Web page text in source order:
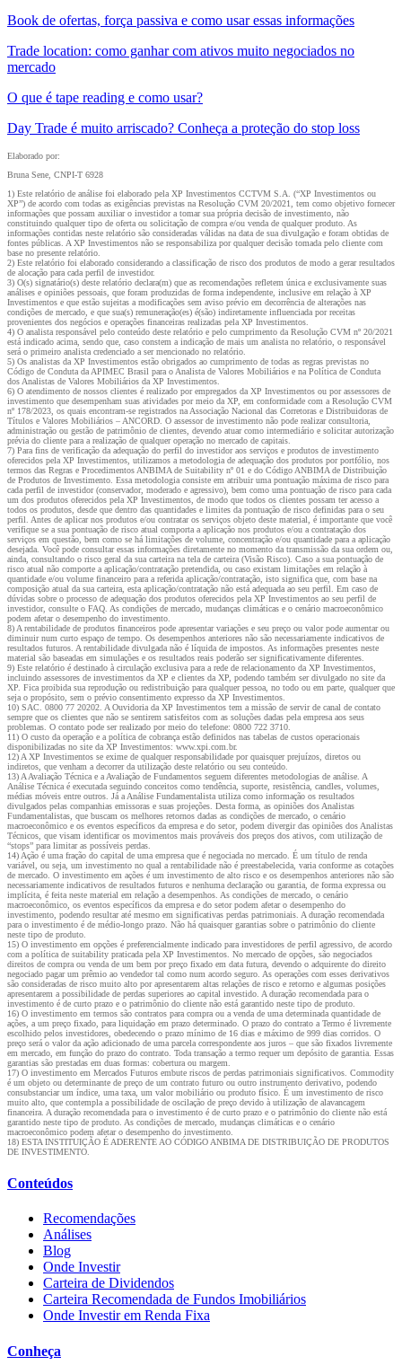
Book de ofertas, força passiva e como usar essas informações
Trade location: como ganhar com ativos muito negociados no
mercado
O que é tape reading e como usar?
Day Trade é muito arriscado? Conheça a proteção do stop loss
Elaborado por:
Bruna Sene, CNPI-T 6928
1) Este relatório de análise foi elaborado pela XP Investimentos CCTVM S.A. (“XP Investimentos ou
XP”) de acordo com todas as exigências previstas na Resolução CVM 20/2021, tem como objetivo fornecer
informações que possam auxiliar o investidor a tomar sua própria decisão de investimento, não
constituindo qualquer tipo de oferta ou solicitação de compra e/ou venda de qualquer produto. As
informações contidas neste relatório são consideradas válidas na data de sua divulgação e foram obtidas de
fontes públicas. A XP Investimentos não se responsabiliza por qualquer decisão tomada pelo cliente com
base no presente relatório.
2) Este relatório foi elaborado considerando a classificação de risco dos produtos de modo a gerar resultados
de alocação para cada perfil de investidor.
3) O(s) signatário(s) deste relatório declara(m) que as recomendações refletem única e exclusivamente suas
análises e opiniões pessoais, que foram produzidas de forma independente, inclusive em relação à XP
Investimentos e que estão sujeitas a modificações sem aviso prévio em decorrência de alterações nas
condições de mercado, e que sua(s) remuneração(es) é(são) indiretamente influenciada por receitas
provenientes dos negócios e operações financeiras realizadas pela XP Investimentos.
4) O analista responsável pelo conteúdo deste relatório e pelo cumprimento da Resolução CVM nº 20/2021
está indicado acima, sendo que, caso constem a indicação de mais um analista no relatório, o responsável
será o primeiro analista credenciado a ser mencionado no relatório.
5) Os analistas da XP Investimentos estão obrigados ao cumprimento de todas as regras previstas no
Código de Conduta da APIMEC Brasil para o Analista de Valores Mobiliários e na Política de Conduta
dos Analistas de Valores Mobiliários da XP Investimentos.
6) O atendimento de nossos clientes é realizado por empregados da XP Investimentos ou por assessores de
investimento que desempenham suas atividades por meio da XP, em conformidade com a Resolução CVM
nº 178/2023, os quais encontram-se registrados na Associação Nacional das Corretoras e Distribuidoras de
Títulos e Valores Mobiliários – ANCORD. O assessor de investimento não pode realizar consultoria,
administração ou gestão de patrimônio de clientes, devendo atuar como intermediário e solicitar autorização
prévia do cliente para a realização de qualquer operação no mercado de capitais.
7) Para fins de verificação da adequação do perfil do investidor aos serviços e produtos de investimento
oferecidos pela XP Investimentos, utilizamos a metodologia de adequação dos produtos por portfólio, nos
termos das Regras e Procedimentos ANBIMA de Suitability nº 01 e do Código ANBIMA de Distribuição
de Produtos de Investimento. Essa metodologia consiste em atribuir uma pontuação máxima de risco para
cada perfil de investidor (conservador, moderado e agressivo), bem como uma pontuação de risco para cada
um dos produtos oferecidos pela XP Investimentos, de modo que todos os clientes possam ter acesso a
todos os produtos, desde que dentro das quantidades e limites da pontuação de risco definidas para o seu
perfil. Antes de aplicar nos produtos e/ou contratar os serviços objeto deste material, é importante que você
verifique se a sua pontuação de risco atual comporta a aplicação nos produtos e/ou a contratação dos
serviços em questão, bem como se há limitações de volume, concentração e/ou quantidade para a aplicação
desejada. Você pode consultar essas informações diretamente no momento da transmissão da sua ordem ou,
ainda, consultando o risco geral da sua carteira na tela de carteira (Visão Risco). Caso a sua pontuação de
risco atual não comporte a aplicação/contratação pretendida, ou caso existam limitações em relação à
quantidade e/ou volume financeiro para a referida aplicação/contratação, isto significa que, com base na
composição atual da sua carteira, esta aplicação/contratação não está adequada ao seu perfil. Em caso de
dúvidas sobre o processo de adequação dos produtos oferecidos pela XP Investimentos ao seu perfil de
investidor, consulte o FAQ. As condições de mercado, mudanças climáticas e o cenário macroeconômico
podem afetar o desempenho do investimento.
8) A rentabilidade de produtos financeiros pode apresentar variações e seu preço ou valor pode aumentar ou
diminuir num curto espaço de tempo. Os desempenhos anteriores não são necessariamente indicativos de
resultados futuros. A rentabilidade divulgada não é líquida de impostos. As informações presentes neste
material são baseadas em simulações e os resultados reais poderão ser significativamente diferentes.
9) Este relatório é destinado à circulação exclusiva para a rede de relacionamento da XP Investimentos,
incluindo assessores de investimentos da XP e clientes da XP, podendo também ser divulgado no site da
XP. Fica proibida sua reprodução ou redistribuição para qualquer pessoa, no todo ou em parte, qualquer que
seja o propósito, sem o prévio consentimento expresso da XP Investimentos.
10) SAC. 0800 77 20202. A Ouvidoria da XP Investimentos tem a missão de servir de canal de contato
sempre que os clientes que não se sentirem satisfeitos com as soluções dadas pela empresa aos seus
problemas. O contato pode ser realizado por meio do telefone: 0800 722 3710.
11) O custo da operação e a política de cobrança estão definidos nas tabelas de custos operacionais
disponibilizadas no site da XP Investimentos: www.xpi.com.br.
12) A XP Investimentos se exime de qualquer responsabilidade por quaisquer prejuízos, diretos ou
indiretos, que venham a decorrer da utilização deste relatório ou seu conteúdo.
13) A Avaliação Técnica e a Avaliação de Fundamentos seguem diferentes metodologias de análise. A
Análise Técnica é executada seguindo conceitos como tendência, suporte, resistência, candles, volumes,
médias móveis entre outros. Já a Análise Fundamentalista utiliza como informação os resultados
divulgados pelas companhias emissoras e suas projeções. Desta forma, as opiniões dos Analistas
Fundamentalistas, que buscam os melhores retornos dadas as condições de mercado, o cenário
macroeconômico e os eventos específicos da empresa e do setor, podem divergir das opiniões dos Analistas
Técnicos, que visam identificar os movimentos mais prováveis dos preços dos ativos, com utilização de
“stops” para limitar as possíveis perdas.
14) Ação é uma fração do capital de uma empresa que é negociada no mercado. É um título de renda
variável, ou seja, um investimento no qual a rentabilidade não é preestabelecida, varia conforme as cotações
de mercado. O investimento em ações é um investimento de alto risco e os desempenhos anteriores não são
necessariamente indicativos de resultados futuros e nenhuma declaração ou garantia, de forma expressa ou
implícita, é feita neste material em relação a desempenhos. As condições de mercado, o cenário
macroeconômico, os eventos específicos da empresa e do setor podem afetar o desempenho do
investimento, podendo resultar até mesmo em significativas perdas patrimoniais. A duração recomendada
para o investimento é de médio-longo prazo. Não há quaisquer garantias sobre o patrimônio do cliente
neste tipo de produto.
15) O investimento em opções é preferencialmente indicado para investidores de perfil agressivo, de acordo
com a política de suitability praticada pela XP Investimentos. No mercado de opções, são negociados
direitos de compra ou venda de um bem por preço fixado em data futura, devendo o adquirente do direito
negociado pagar um prêmio ao vendedor tal como num acordo seguro. As operações com esses derivativos
são consideradas de risco muito alto por apresentarem altas relações de risco e retorno e algumas posições
apresentarem a possibilidade de perdas superiores ao capital investido. A duração recomendada para o
investimento é de curto prazo e o patrimônio do cliente não está garantido neste tipo de produto.
16) O investimento em termos são contratos para compra ou a venda de uma determinada quantidade de
ações, a um preço fixado, para liquidação em prazo determinado. O prazo do contrato a Termo é livremente
escolhido pelos investidores, obedecendo o prazo mínimo de 16 dias e máximo de 999 dias corridos. O
preço será o valor da ação adicionado de uma parcela correspondente aos juros – que são fixados livremente
em mercado, em função do prazo do contrato. Toda transação a termo requer um depósito de garantia. Essas
garantias são prestadas em duas formas: cobertura ou margem.
17) O investimento em Mercados Futuros embute riscos de perdas patrimoniais significativos. Commodity
é um objeto ou determinante de preço de um contrato futuro ou outro instrumento derivativo, podendo
consubstanciar um índice, uma taxa, um valor mobiliário ou produto físico. É um investimento de risco
muito alto, que contempla a possibilidade de oscilação de preço devido à utilização de alavancagem
financeira. A duração recomendada para o investimento é de curto prazo e o patrimônio do cliente não está
garantido neste tipo de produto. As condições de mercado, mudanças climáticas e o cenário
macroeconômico podem afetar o desempenho do investimento.
18) ESTA INSTITUIÇÃO É ADERENTE AO CÓDIGO ANBIMA DE DISTRIBUIÇÃO DE PRODUTOS
DE INVESTIMENTO.
Conteúdos
Recomendações
Análises
Blog
Onde Investir
Carteira de Dividendos
Carteira Recomendada de Fundos Imobiliários
Onde Investir em Renda Fixa
Conheça